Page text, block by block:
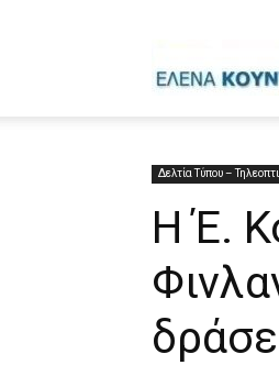
Δελτία Τύπου –
Η Έ.